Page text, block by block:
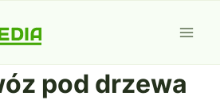
pod drzewa